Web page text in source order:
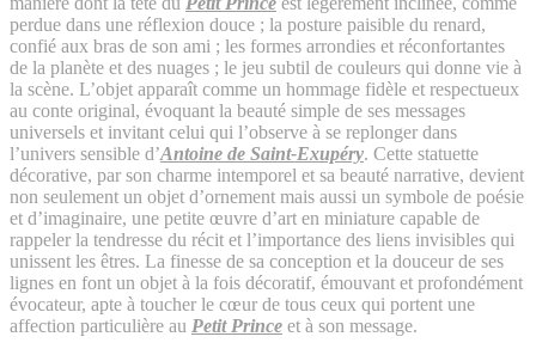
perdue dans une réflexion douce ; la posture paisible du renard,
confié aux bras de son ami ; les formes arrondies et réconfortantes
de la planète et des nuages ; le jeu subtil de couleurs qui donne vie à
la scène. L’objet apparaît comme un hommage fidèle et respectueux
au conte original, évoquant la beauté simple de ses messages
universels et invitant celui qui l’observe à se replonger dans
l’univers sensible d’Antoine de Saint-Exupéry. Cette statuette
décorative, par son charme intemporel et sa beauté narrative, devient
non seulement un objet d’ornement mais aussi un symbole de poésie
et d’imaginaire, une petite œuvre d’art en miniature capable de
rappeler la tendresse du récit et l’importance des liens invisibles qui
unissent les êtres. La finesse de sa conception et la douceur de ses
lignes en font un objet à la fois décoratif, émouvant et profondément
évocateur, apte à toucher le cœur de tous ceux qui portent une
affection particulière au Petit Prince et à son message.